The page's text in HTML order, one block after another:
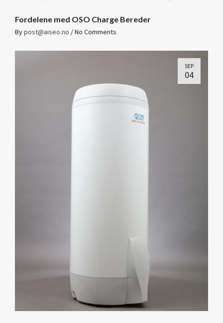
Fordelene med OSO Charge Bereder
Bypost@aiseo.no /No Comments
SEP
04